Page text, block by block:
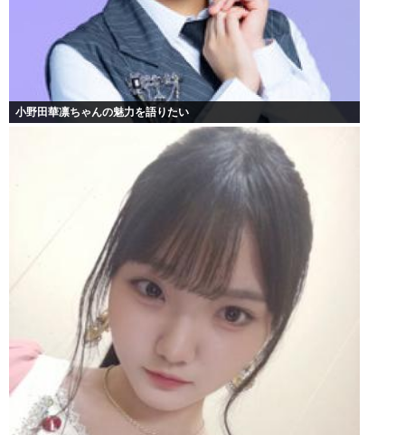
小野田華凛ちゃんの魅力を語りたい